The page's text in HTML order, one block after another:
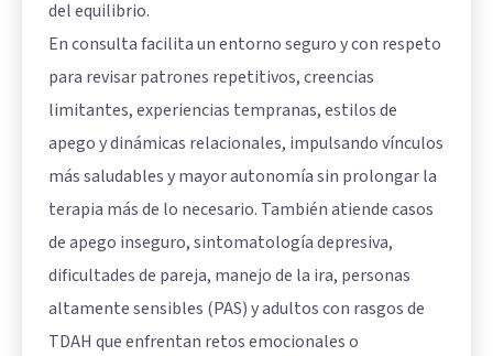
del equilibrio.
En consulta facilita un entorno seguro y con respeto
para revisar patrones repetitivos, creencias
limitantes, experiencias tempranas, estilos de
apego y dinámicas relacionales, impulsando vínculos
más saludables y mayor autonomía sin prolongar la
terapia más de lo necesario. También atiende casos
de apego inseguro, sintomatología depresiva,
dificultades de pareja, manejo de la ira, personas
altamente sensibles (PAS) y adultos con rasgos de
TDAH que enfrentan retos emocionales o